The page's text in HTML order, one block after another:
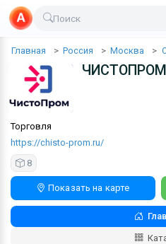
Поиск
Главная Россия Москва
ЧИСТОПРОМ
Торговля
https://chisto-prom.ru/
8
Показать на карте